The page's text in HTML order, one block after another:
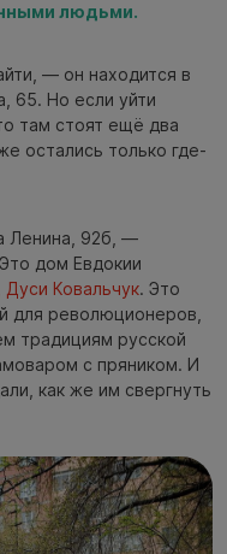
людьми.
— он находится в
65. Но если уйти
там стоят ещё два
остались только где-
Ленина, 92б, —
дом Евдокии
Дуси Ковальчук. Это
для революционеров,
традициям русской
с пряником. И
как же им свергнуть